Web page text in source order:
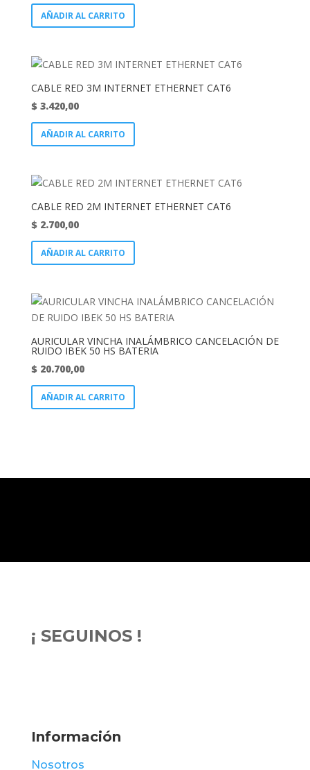
AÑADIR AL CARRITO
CABLE RED 3M INTERNET ETHERNET CAT6
$3.420,00
AÑADIR AL CARRITO
CABLE RED 2M INTERNET ETHERNET CAT6
$2.700,00
AÑADIR AL CARRITO
AURICULAR VINCHA INALÁMBRICO CANCELACIÓN DE
RUIDO IBEK 50 HS BATERIA
$20.700,00
AÑADIR AL CARRITO
¡ SEGUINOS !
Información
Nosotros